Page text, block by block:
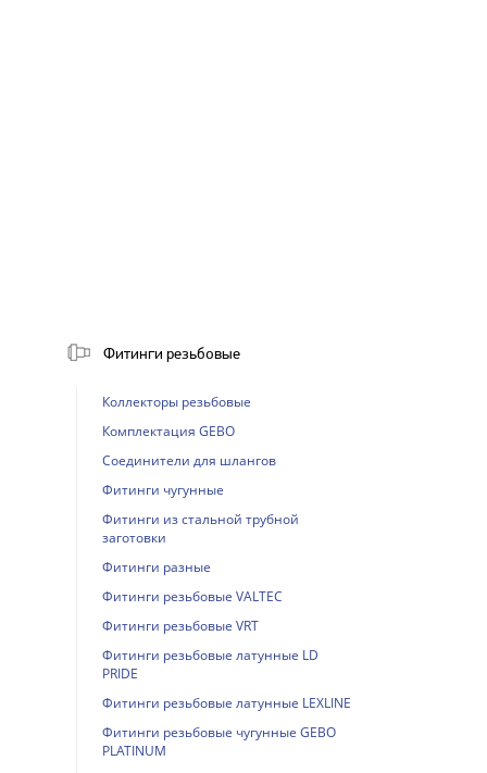
Фитинги резьбовые
Коллекторы резьбовые
Комплектация GEBO
Соединители для шлангов
Фитинги чугунные
Фитинги из стальной трубной
заготовки
Фитинги разные
Фитинги резьбовые VALTEC
Фитинги резьбовые VRT
Фитинги резьбовые латунные LD
PRIDE
Фитинги резьбовые латунные LEXLINE
Фитинги резьбовые чугунные GEBO
PLATINUM